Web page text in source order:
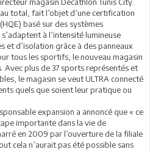
magasin Decathlon Tunis City.
total, fait l’objet d’une certification
basé sur des systèmes
à l’intensité lumineuse
et d’isolation grâce à des panneaux
tous les sportifs, le nouveau magasin
plus de 37 sports représentés et
le magasin se veut ULTRA connecté
quels que soient leur pratique ou
expansion a annoncé que « ce
importante dans la vie de
en 2009 par l’ouverture de la filiale
cela n’aurait pas été possible sans